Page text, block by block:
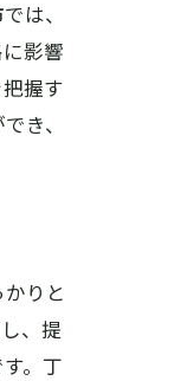
は、
影響
握す
き、
りと
、提
。丁